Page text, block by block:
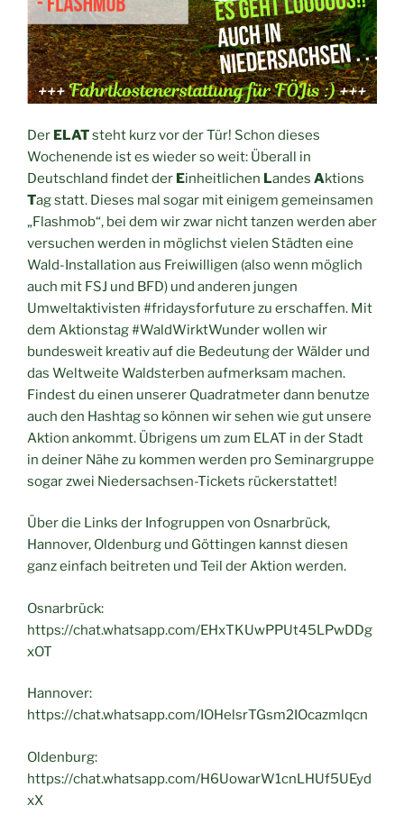
Der ELATsteht kurz vor der Tür! Schon dieses
Wochenende ist es wieder so weit: Überall in
Deutschland findet der Einheitlichen Landes Aktions
Tag statt. Dieses mal sogar mit einigem gemeinsamen
„Flashmob“, bei dem wir zwar nicht tanzen werden aber
versuchen werden in möglichst vielen Städten eine
Wald-Installation aus Freiwilligen (also wenn möglich
auch mit FSJ und BFD) und anderen jungen
Umweltaktivisten #fridaysforfuture zu erschaffen. Mit
dem Aktionstag #WaldWirktWunder wollen wir
bundesweit kreativ auf die Bedeutung der Wälder und
das Weltweite Waldsterben aufmerksam machen.
Findest du einen unserer Quadratmeter dann benutze
auch den Hashtag so können wir sehen wie gut unsere
Aktion ankommt. Übrigens um zum ELAT in der Stadt
in deiner Nähe zu kommen werden pro Seminargruppe
sogar zwei Niedersachsen-Tickets rückerstattet!
Über die Links der Infogruppen von Osnarbrück,
Hannover, Oldenburg und Göttingen kannst diesen
ganz einfach beitreten und Teil der Aktion werden.
Osnarbrück:
https://chat.whatsapp.com/EHxTKUwPPUt45LPwDDg
xOT
Hannover:
https://chat.whatsapp.com/IOHelsrTGsm2IOcazmlqcn
Oldenburg:
https://chat.whatsapp.com/H6UowarW1cnLHUf5UEyd
xX